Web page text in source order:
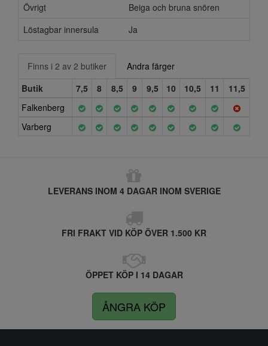
Övrigt
Beiga och bruna snören
Löstagbar innersula
Ja
Finns i 2 av 2 butiker
Andra färger
Butik
7,5 8 8,5 9 9,5 10 10,5 11
11,5
Falkenberg
Varberg
LEVERANS INOM 4 DAGAR INOM SVERIGE
FRI FRAKT VID KÖP ÖVER 1.500 KR
ÖPPET KÖP I 14 DAGAR
ÅNGRA KÖP